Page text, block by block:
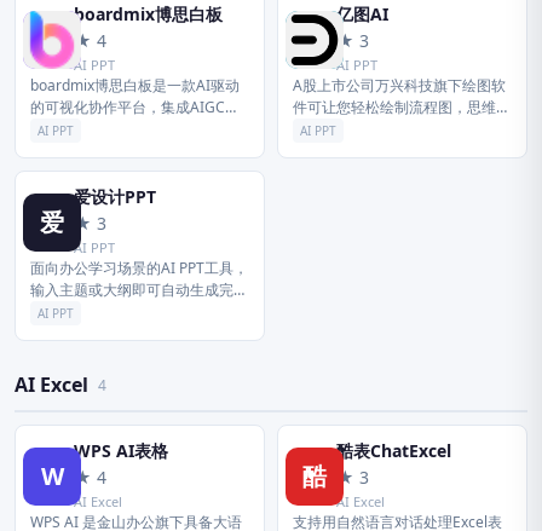
生...
b
boardmix博思白板
★ 4
AI PPT
boardmix博思白板是一款AI驱动
的可视化协作平台，集成AIGC生
成、思维导图、流程图及多人实时
专业脑图及图表，打破...
AI PPT
亿
亿图AI
★ 3
AI PPT
A股上市公司万兴科技旗下绘图软
件可让您轻松绘制流程图，思维导
图，信息图，组织架构图，网络拓
AI PPT
爱
爱设计PPT
★ 3
AI PPT
面向办公学习场景的AI PPT工具，
输入主题或大纲即可自动生成完整
PPT，支持风格和内容一键调整，
AI PPT
AI Excel 4
W
WPS AI表格
★ 4
AI Excel
WPS AI 是金山办公旗下具备大语
酷
酷表ChatExcel
★ 3
AI Excel
支持用自然语言对话处理Excel表